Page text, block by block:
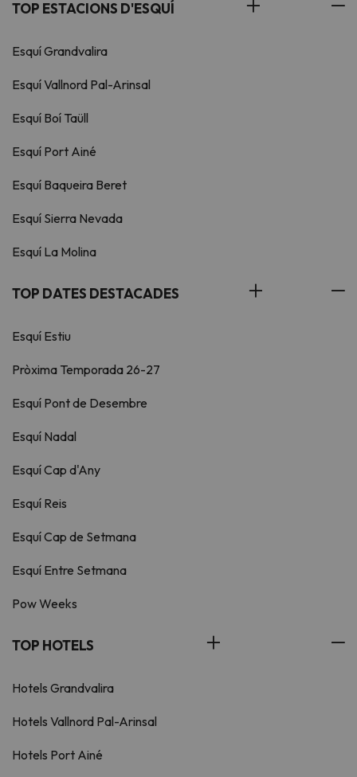
TOP ESTACIONS D'ESQUÍ
Esquí Grandvalira
Esquí Vallnord Pal-Arinsal
Esquí Boí Taüll
Esquí Port Ainé
Esquí Baqueira Beret
Esquí Sierra Nevada
Esquí La Molina
TOP DATES DESTACADES
Esquí Estiu
Pròxima Temporada 26-27
Esquí Pont de Desembre
Esquí Nadal
Esquí Cap d'Any
Esquí Reis
Esquí Cap de Setmana
Esquí Entre Setmana
Pow Weeks
TOP HOTELS
Hotels Grandvalira
Hotels Vallnord Pal-Arinsal
Hotels Port Ainé